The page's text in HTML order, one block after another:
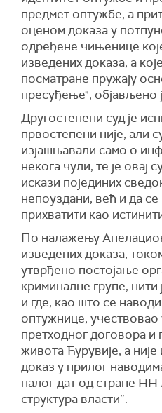
предмет оптужбе, а
оценом доказа у
одређене чињенице
изведених доказа, а
посматране пружају
пресуђење", објављено
Другостепени суд је
првостепени није, али
изјашњавали само о
некога чули, те је овај
искази појединих
непоуздани, већ и да
прихватити као
По налажењу
изведених доказа,
утврђено постојање
криминалне групе, нити
и где, као што се
оптужнице,
претходног договора
живота Ћурувије, а није
доказ у прилог
налог дат од стране НН
структура власти”.